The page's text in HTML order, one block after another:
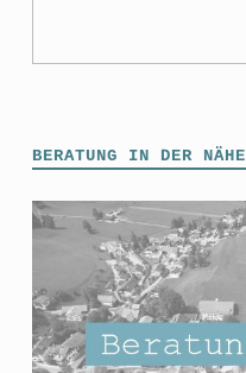
BERATUNG IN DER NÄHE